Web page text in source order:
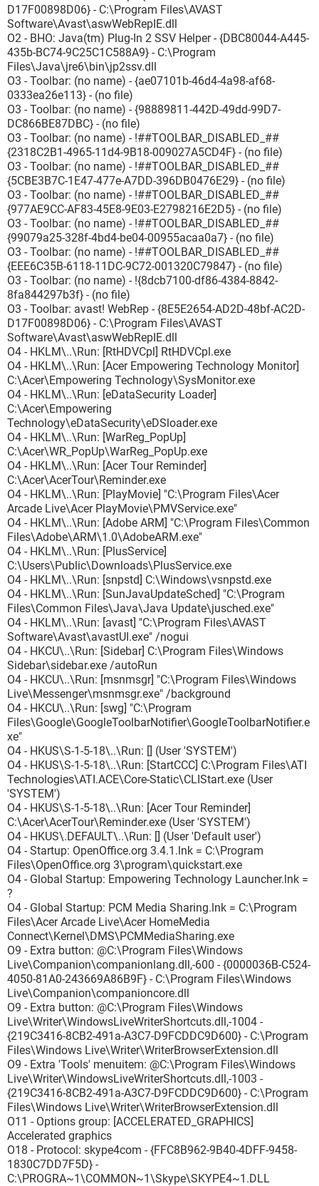
D17F00898D06} - C:\Program Files\AVAST
Software\Avast\aswWebRepIE.dll
O2 - BHO: Java(tm) Plug-In 2 SSV Helper - {DBC80044-A445-
435b-BC74-9C25C1C588A9} - C:\Program
Files\Java\jre6\bin\jp2ssv.dll
O3 - Toolbar: (no name) - {ae07101b-46d4-4a98-af68-
0333ea26e113} - (no file)
O3 - Toolbar: (no name) - {98889811-442D-49dd-99D7-
DC866BE87DBC} - (no file)
O3 - Toolbar: (no name) - !##TOOLBAR_DISABLED_##
{2318C2B1-4965-11d4-9B18-009027A5CD4F} - (no file)
O3 - Toolbar: (no name) - !##TOOLBAR_DISABLED_##
{5CBE3B7C-1E47-477e-A7DD-396DB0476E29} - (no file)
O3 - Toolbar: (no name) - !##TOOLBAR_DISABLED_##
{977AE9CC-AF83-45E8-9E03-E2798216E2D5} - (no file)
O3 - Toolbar: (no name) - !##TOOLBAR_DISABLED_##
{99079a25-328f-4bd4-be04-00955acaa0a7} - (no file)
O3 - Toolbar: (no name) - !##TOOLBAR_DISABLED_##
{EEE6C35B-6118-11DC-9C72-001320C79847} - (no file)
O3 - Toolbar: (no name) - !{8dcb7100-df86-4384-8842-
8fa844297b3f} - (no file)
O3 - Toolbar: avast! WebRep - {8E5E2654-AD2D-48bf-AC2D-
D17F00898D06} - C:\Program Files\AVAST
Software\Avast\aswWebRepIE.dll
O4 - HKLM\..\Run: [RtHDVCpl] RtHDVCpl.exe
O4 - HKLM\..\Run: [Acer Empowering Technology Monitor]
C:\Acer\Empowering Technology\SysMonitor.exe
O4 - HKLM\..\Run: [eDataSecurity Loader]
C:\Acer\Empowering
Technology\eDataSecurity\eDSloader.exe
O4 - HKLM\..\Run: [WarReg_PopUp]
C:\Acer\WR_PopUp\WarReg_PopUp.exe
O4 - HKLM\..\Run: [Acer Tour Reminder]
C:\Acer\AcerTour\Reminder.exe
O4 - HKLM\..\Run: [PlayMovie] "C:\Program Files\Acer
Arcade Live\Acer PlayMovie\PMVService.exe"
O4 - HKLM\..\Run: [Adobe ARM] "C:\Program Files\Common
Files\Adobe\ARM\1.0\AdobeARM.exe"
O4 - HKLM\..\Run: [PlusService]
C:\Users\Public\Downloads\PlusService.exe
O4 - HKLM\..\Run: [snpstd] C:\Windows\vsnpstd.exe
O4 - HKLM\..\Run: [SunJavaUpdateSched] "C:\Program
Files\Common Files\Java\Java Update\jusched.exe"
O4 - HKLM\..\Run: [avast] "C:\Program Files\AVAST
Software\Avast\avastUI.exe" /nogui
O4 - HKCU\..\Run: [Sidebar] C:\Program Files\Windows
Sidebar\sidebar.exe /autoRun
O4 - HKCU\..\Run: [msnmsgr] "C:\Program Files\Windows
Live\Messenger\msnmsgr.exe" /background
O4 - HKCU\..\Run: [swg] "C:\Program
Files\Google\GoogleToolbarNotifier\GoogleToolbarNotifier.e
xe"
O4 - HKUS\S-1-5-18\..\Run: [] (User 'SYSTEM')
O4 - HKUS\S-1-5-18\..\Run: [StartCCC] C:\Program Files\ATI
Technologies\ATI.ACE\Core-Static\CLIStart.exe (User
'SYSTEM')
O4 - HKUS\S-1-5-18\..\Run: [Acer Tour Reminder]
C:\Acer\AcerTour\Reminder.exe (User 'SYSTEM')
O4 - HKUS\.DEFAULT\..\Run: [] (User 'Default user')
O4 - Startup: OpenOffice.org 3.4.1.lnk = C:\Program
Files\OpenOffice.org 3\program\quickstart.exe
O4 - Global Startup: Empowering Technology Launcher.lnk =
?
O4 - Global Startup: PCM Media Sharing.lnk = C:\Program
Files\Acer Arcade Live\Acer HomeMedia
Connect\Kernel\DMS\PCMMediaSharing.exe
O9 - Extra button: @C:\Program Files\Windows
Live\Companion\companionlang.dll,-600 - {0000036B-C524-
4050-81A0-243669A86B9F} - C:\Program Files\Windows
Live\Companion\companioncore.dll
O9 - Extra button: @C:\Program Files\Windows
Live\Writer\WindowsLiveWriterShortcuts.dll,-1004 -
{219C3416-8CB2-491a-A3C7-D9FCDDC9D600} - C:\Program
Files\Windows Live\Writer\WriterBrowserExtension.dll
O9 - Extra 'Tools' menuitem: @C:\Program Files\Windows
Live\Writer\WindowsLiveWriterShortcuts.dll,-1003 -
{219C3416-8CB2-491a-A3C7-D9FCDDC9D600} - C:\Program
Files\Windows Live\Writer\WriterBrowserExtension.dll
O11 - Options group: [ACCELERATED_GRAPHICS]
Accelerated graphics
O18 - Protocol: skype4com - {FFC8B962-9B40-4DFF-9458-
1830C7DD7F5D} -
C:\PROGRA~1\COMMON~1\Skype\SKYPE4~1.DLL